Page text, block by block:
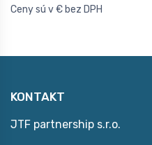
Ceny sú v € bez DPH
KONTAKT
JTF partnership s.r.o.